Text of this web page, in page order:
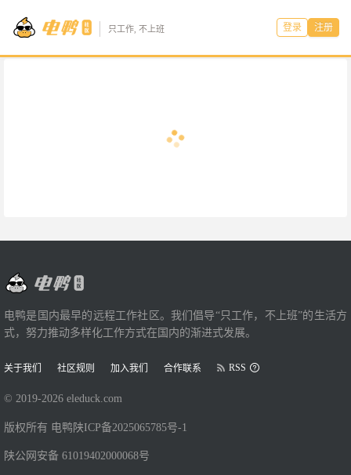
只工作, 不上班 登录 注册
电鸭是国内最早的远程工作社区。我们倡导“只工作，不上班”的生活方
式，努力推动多样化工作方式在国内的渐进式发展。
关于我们 社区规则 加入我们 合作联系 RSS
© 2019-2026 eleduck.com
版权所有 电鸭 陕ICP备2025065785号-1
陕公网安备 61019402000068号